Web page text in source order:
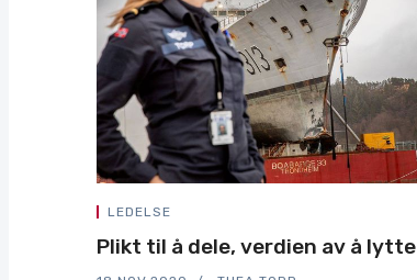
LEDELSE
Plikt til å dele, verdien av å lytte